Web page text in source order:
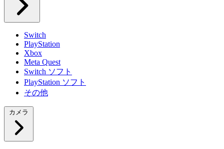
Switch
PlayStation
Xbox
Meta Quest
Switch ソフト
PlayStation ソフト
その他
カメラ